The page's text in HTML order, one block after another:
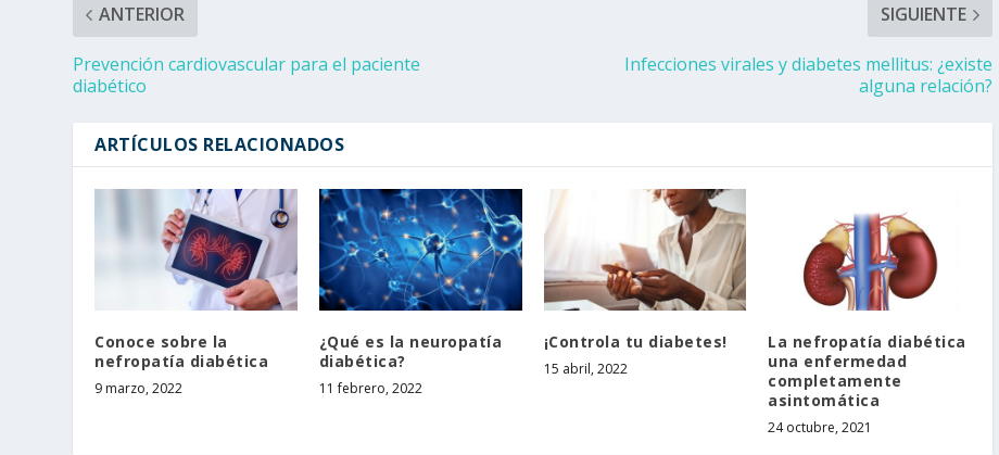
ANTERIOR
Prevención cardiovascular para el paciente
diabético
SIGUIENTE
Infecciones virales y diabetes mellitus: ¿existe
alguna relación?
ARTÍCULOS RELACIONADOS
Conoce sobre la
nefropatía diabética
9 marzo, 2022
¿Qué es la neuropatía
diabética?
11 febrero, 2022
¡Controla tu diabetes!
15 abril, 2022
La nefropatía diabética
una enfermedad
completamente
asintomática
24 octubre, 2021